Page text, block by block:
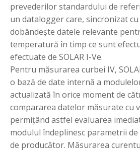
prevederilor standardului de
un datalogger care, sincronizat cu
dobândește datele relevante
temperatură în timp ce sunt
efectuate de SOLAR I-Ve.
Pentru măsurarea curbei IV,
o bază de date internă a
actualizată în orice moment de
compararea datelor măsurate cu
permițând astfel evaluarea
modulul îndeplinesc parametrii
de producător. Măsurarea